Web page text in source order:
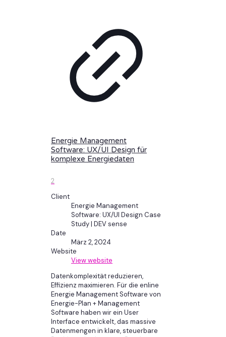
Energie Management
Software: UX/UI Design für
komplexe Energiedaten
2
Client
Energie Management
Software: UX/UI Design Case
Study | DEV sense
Date
März 2, 2024
Website
View website
Datenkomplexität reduzieren,
Effizienz maximieren. Für die enline
Energie Management Software von
Energie-Plan + Management
Software haben wir ein User
Interface entwickelt, das massive
Datenmengen in klare, steuerbare